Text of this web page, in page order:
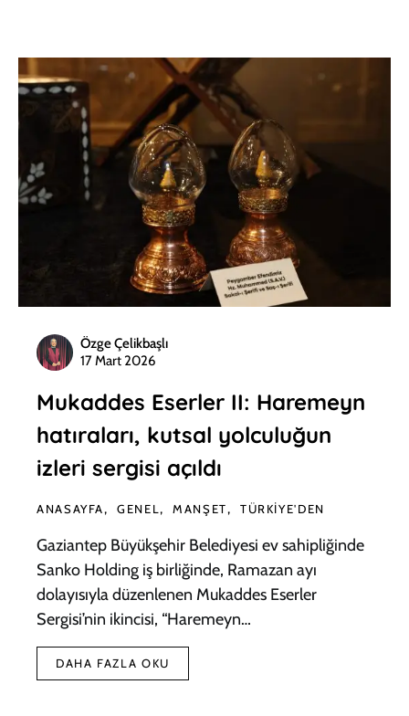
Özge Çelikbaşlı
17 Mart 2026
Mukaddes Eserler II: Haremeyn
hatıraları, kutsal yolculuğun
izleri sergisi açıldı
ANASAYFA GENEL MANŞET TÜRKIYE'DEN
Gaziantep Büyükşehir Belediyesi ev sahipliğinde
Sanko Holding iş birliğinde, Ramazan ayı
dolayısıyla düzenlenen Mukaddes Eserler
Sergisi’nin ikincisi, “Haremeyn…
DAHA FAZLA OKU